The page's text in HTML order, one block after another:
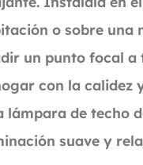
o sobre una
un punto focal a
con la calidez
lámpara de techo
suave y